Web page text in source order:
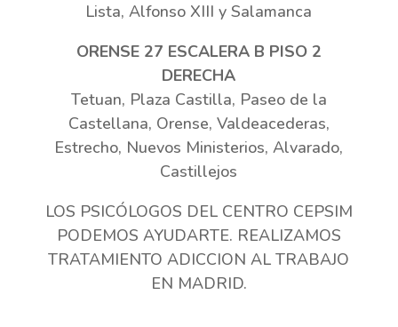
Lista, Alfonso XIII y Salamanca
ORENSE 27 ESCALERA B PISO 2
DERECHA
Tetuan, Plaza Castilla, Paseo de la
Castellana, Orense, Valdeacederas,
Estrecho, Nuevos Ministerios, Alvarado,
Castillejos
LOS PSICÓLOGOS DEL CENTRO CEPSIM
PODEMOS AYUDARTE. REALIZAMOS
TRATAMIENTO ADICCION AL TRABAJO
EN MADRID.